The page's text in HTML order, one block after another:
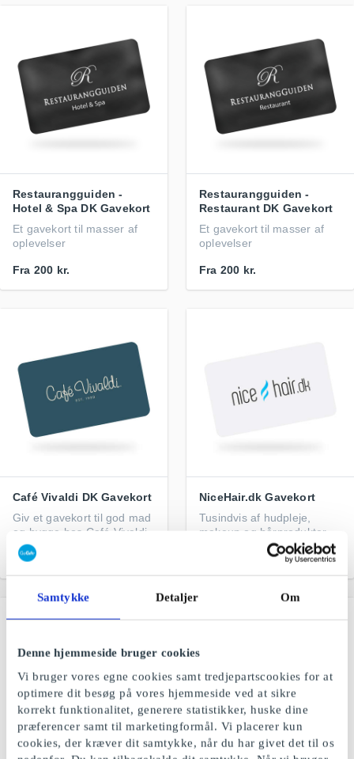
Samtykke Detaljer Om
Denne hjemmeside bruger cookies
Vi bruger vores egne cookies samt tredjepartscookies for at
optimere dit besøg på vores hjemmeside ved at sikre
korrekt funktionalitet, generere statistikker, huske dine
præferencer samt til marketingformål. Vi placerer kun
cookies, der kræver dit samtykke, når du har givet det til os
Restaurangguiden -
Hotel & Spa DK Gavekort
Et gavekort til masser af
oplevelser
Fra 200 kr.
Restaurangguiden -
Restaurant DK Gavekort
Et gavekort til masser af
oplevelser
Fra 200 kr.
Café Vivaldi DK Gavekort
Giv et gavekort til god mad
og hygge hos Café Vivaldi
Fra 50 kr.
NiceHair.dk Gavekort
Tusindvis af hudpleje,
makeup og hårprodukter